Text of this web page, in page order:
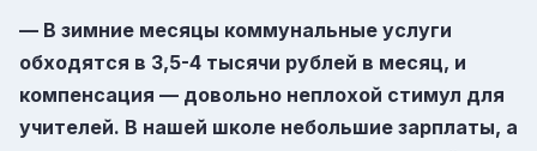
— В зимние месяцы коммунальные услуги
обходятся в 3,5-4 тысячи рублей в месяц, и
компенсация — довольно неплохой стимул для
учителей. В нашей школе небольшие зарплаты, а